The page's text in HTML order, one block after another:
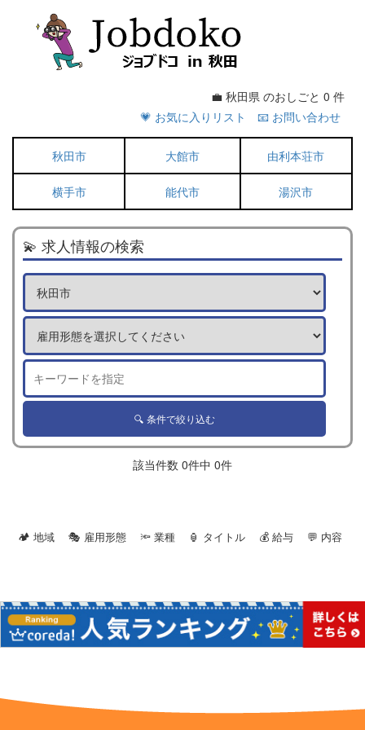
💼 秋田県 のおしごと 0 件
💗 お気に入りリスト
📧 お問い合わせ
秋田市 大館市 由利本荘市
横手市 能代市 湯沢市
💫 求人情報の検索
該当件数 0件中 0件
🏕 地域 🎭 雇用形態 🔦 業種 🏮 タイトル 💰 給与 💬 内容